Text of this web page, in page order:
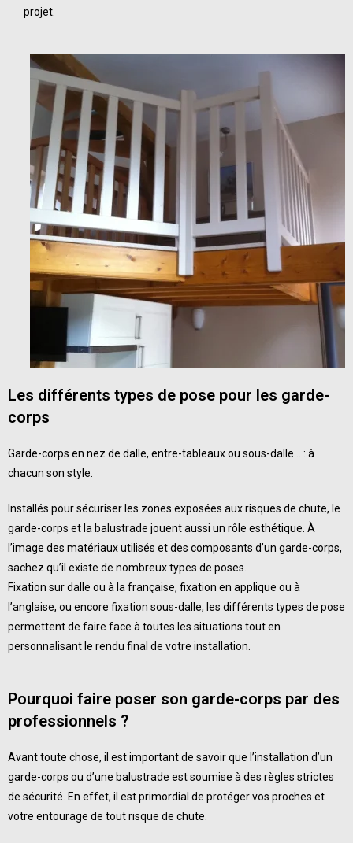
projet.
Les différents types de pose pour les garde-
corps
Garde-corps en nez de dalle, entre-tableaux ou sous-dalle… : à
chacun son style.
Installés pour sécuriser les zones exposées aux risques de chute, le
garde-corps et la balustrade jouent aussi un rôle esthétique. À
l’image des matériaux utilisés et des composants d’un garde-corps,
sachez qu’il existe de nombreux types de poses.
Fixation sur dalle ou à la française, fixation en applique ou à
l’anglaise, ou encore fixation sous-dalle, les différents types de pose
permettent de faire face à toutes les situations tout en
personnalisant le rendu final de votre installation.
Pourquoi faire poser son garde-corps par des
professionnels ?
Avant toute chose, il est important de savoir que l’installation d’un
garde-corps ou d’une balustrade est soumise à des règles strictes
de sécurité. En effet, il est primordial de protéger vos proches et
votre entourage de tout risque de chute.